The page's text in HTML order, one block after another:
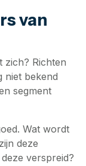
van
zich? Richten
niet bekend
segment
Wat wordt
deze
verspreid?